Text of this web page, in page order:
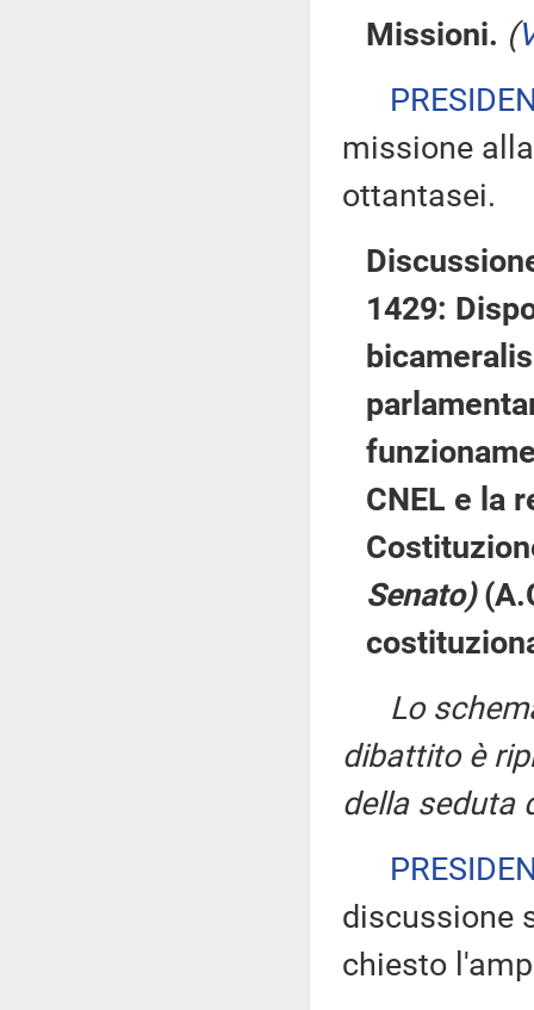
Missioni. (
missione
ottantasei.
1429:
CNEL e la
Senato)
Lo
dibattito è
della seduta
discussione
chiesto